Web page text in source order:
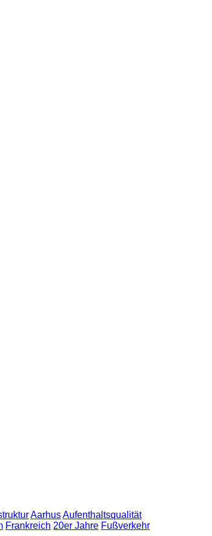
AarhusAufenthaltsqualität
Frankreich 20er Jahre Fußverkehr